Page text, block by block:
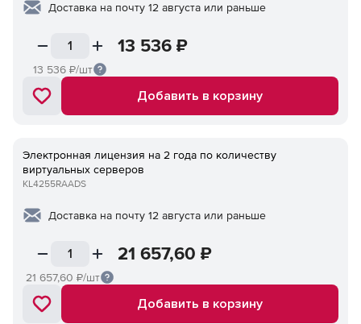
Доставка на почту 12 августа или раньше
13 536 ₽/шт
13 536 ₽
Добавить в корзину
Электронная лицензия на 2 года по количеству
виртуальных серверов
KL4255RAADS
Доставка на почту 12 августа или раньше
21 657,60 ₽/шт
21 657,60 ₽
Добавить в корзину